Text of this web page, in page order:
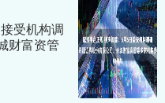
受机构调
财富资管